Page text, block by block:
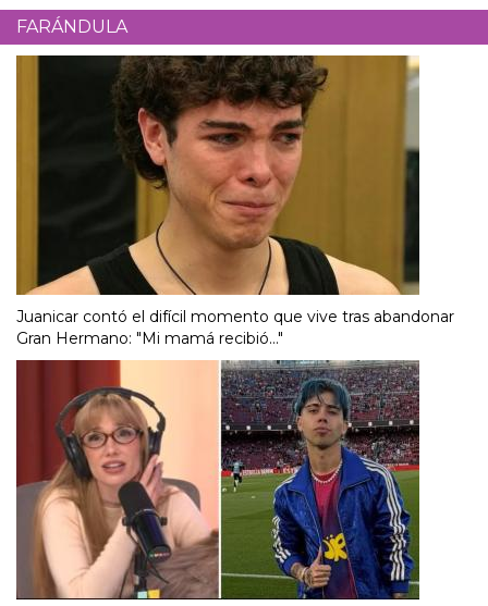
FARÁNDULA
Juanicar contó el difícil momento que vive tras abandonar
Gran Hermano: "Mi mamá recibió..."